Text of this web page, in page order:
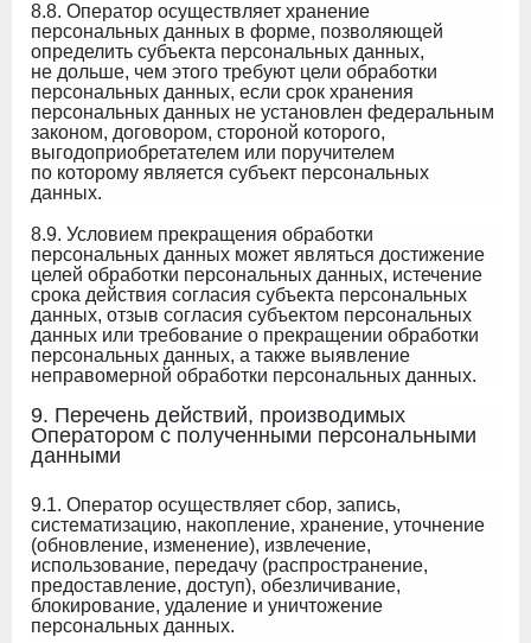
8.8. Оператор осуществляет хранение
персональных данных в форме, позволяющей
определить субъекта персональных данных,
не дольше, чем этого требуют цели обработки
персональных данных, если срок хранения
персональных данных не установлен федеральным
законом, договором, стороной которого,
выгодоприобретателем или поручителем
по которому является субъект персональных
данных.
8.9. Условием прекращения обработки
персональных данных может являться достижение
целей обработки персональных данных, истечение
срока действия согласия субъекта персональных
данных, отзыв согласия субъектом персональных
данных или требование о прекращении обработки
персональных данных, а также выявление
неправомерной обработки персональных данных.
9. Перечень действий, производимых
Оператором с полученными персональными
данными
9.1. Оператор осуществляет сбор, запись,
систематизацию, накопление, хранение, уточнение
(обновление, изменение), извлечение,
использование, передачу (распространение,
предоставление, доступ), обезличивание,
блокирование, удаление и уничтожение
персональных данных.